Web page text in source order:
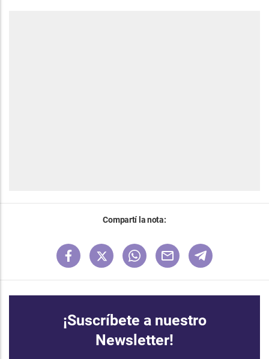
Compartí la nota:
¡Suscríbete a nuestro
Newsletter!